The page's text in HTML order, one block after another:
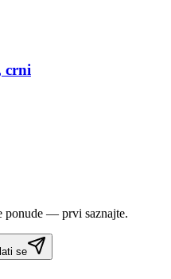
crni
ponude — prvi saznajte.
se